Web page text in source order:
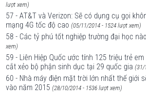
lượt xem)
57 - AT&T và Verizon: Sẽ có dụng cụ gọi
mạng 4G tốc độ cao (05/11/2014 - 1524 lượt xem)
58 - Các tỷ phú tốt nghiệp trường đại học
xem)
59 - Liên Hiệp Quốc ước tính 125 triệu trẻ
cắt xẻo bộ phận sinh dục tại 29 quốc gia (31/
60 - Nhà máy điện mặt trời lớn nhất thế giới
vào năm 2015 (28/10/2014 - 1536 lượt xem)